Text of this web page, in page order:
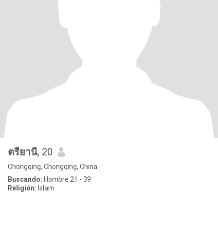
ตรียานี, 20
Chongqing, Chongqing, China
Buscando: Hombre 21 - 39
Religión: Islam